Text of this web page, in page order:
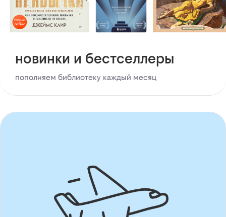
новинки и бестселлеры
пополняем библиотеку каждый месяц